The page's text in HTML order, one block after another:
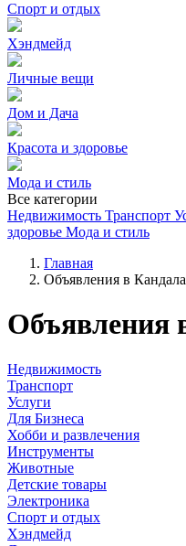
Спорт и отдых
Хэндмейд
Личные вещи
Дом и Дача
Красота и здоровье
Мода и стиль
Все категории
Недвижимость Транспорт
здоровье Мода и стиль
Главная
Объявления в
Объявления
Недвижимость
Транспорт
Услуги
Для Бизнеса
Хобби и развлечения
Инструменты
Животные
Детские товары
Электроника
Спорт и отдых
Хэндмейд